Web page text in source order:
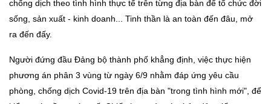
chống dịch theo tình hình thực tế trên từng địa bàn để tổ chức đời
sống, sản xuất - kinh doanh... Tinh thần là an toàn đến đâu, mở
ra đến đấy.
Người đứng đầu Đảng bộ thành phố khẳng định, việc thực hiện
phương án phân 3 vùng từ ngày 6/9 nhằm đáp ứng yêu cầu
phòng, chống dịch Covid-19 trên địa bàn "trong tình hình mới", để